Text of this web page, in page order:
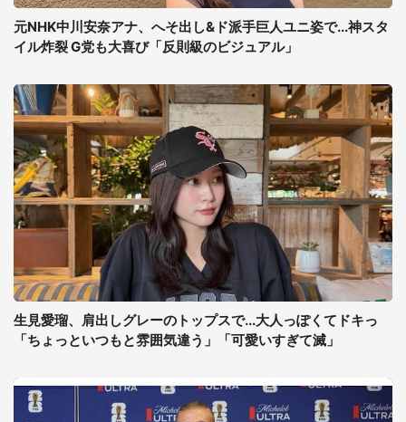
元NHK中川安奈アナ、へそ出し&ド派手巨人ユニ姿で...神スタ
イル炸裂 G党も大喜び「反則級のビジュアル」
生見愛瑠、肩出しグレーのトップスで...大人っぽくてドキっ
「ちょっといつもと雰囲気違う」「可愛いすぎて滅」